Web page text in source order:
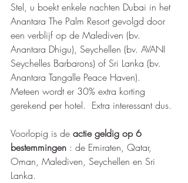
Stel, u boekt enkele nachten Dubai in het
Anantara The Palm Resort gevolgd door
een verblijf op de Malediven (bv.
Anantara Dhigu), Seychellen (bv. AVANI
Seychelles Barbarons) of Sri Lanka (bv.
Anantara Tangalle Peace Haven).
Meteen wordt er 30% extra korting
gerekend per hotel.  Extra interessant dus.
Voorlopig is de actie geldig op 6
bestemmingen : de Emiraten, Qatar,
Oman, Malediven, Seychellen en Sri
Lanka.